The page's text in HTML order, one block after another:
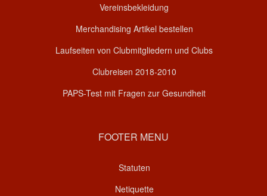
Vereinsbekleidung
Merchandising Artikel bestellen
Laufseiten von Clubmitgliedern und Clubs
Clubreisen 2018-2010
PAPS-Test mit Fragen zur Gesundheit
FOOTER MENU
Statuten
Netiquette